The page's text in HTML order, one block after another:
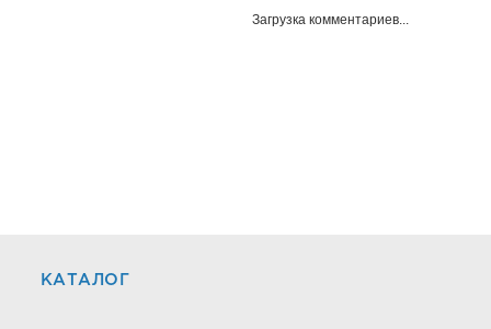
Загрузка комментариев...
КАТАЛОГ